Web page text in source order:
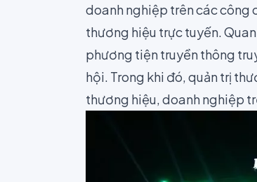
doanh nghiệp trên các công
thương hiệu trực tuyến.
phương tiện truyền thông
hội . Trong khi đó, quản trị
thương hiệu, doanh nghiệp